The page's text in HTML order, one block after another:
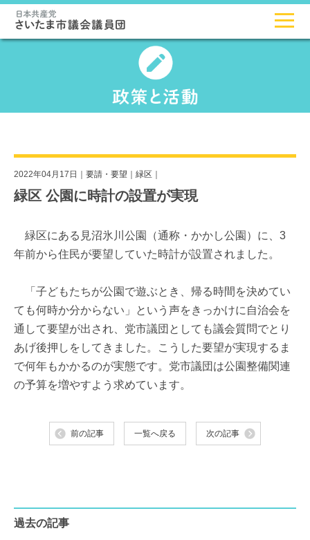
2022年04月17日｜ 要請・要望 緑区
緑区 公園に時計の設置が実現
緑区にある見沼氷川公園（通称・かかし公園）に、3
年前から住民が要望していた時計が設置されました。
「子どもたちが公園で遊ぶとき、帰る時間を決めてい
ても何時か分からない」という声をきっかけに自治会を
通して要望が出され、党市議団としても議会質問でとり
あげ後押しをしてきました。こうした要望が実現するま
で何年もかかるのが実態です。党市議団は公園整備関連
の予算を増やすよう求めています。
前の記事 一覧へ戻る 次の記事
過去の記事